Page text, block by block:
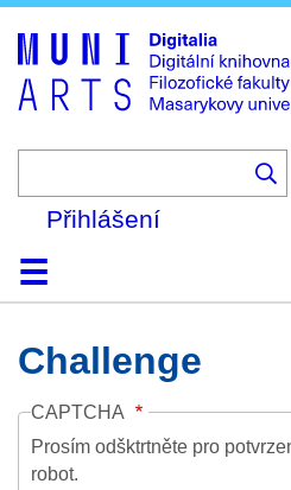
to
main
Přihlášení
DomůKolekce
Prohlížení
Vyhledávání
O platformě
Nápověda
Kontakt
Challenge
CAPTCHA
Prosím odšktrtněte pro
robot.